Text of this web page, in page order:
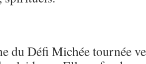
du Défi Michée tournée